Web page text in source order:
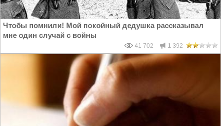
Чтобы помнили! Мой покойный дедушка рассказывал
мне один случай с войны
41 702 1 392